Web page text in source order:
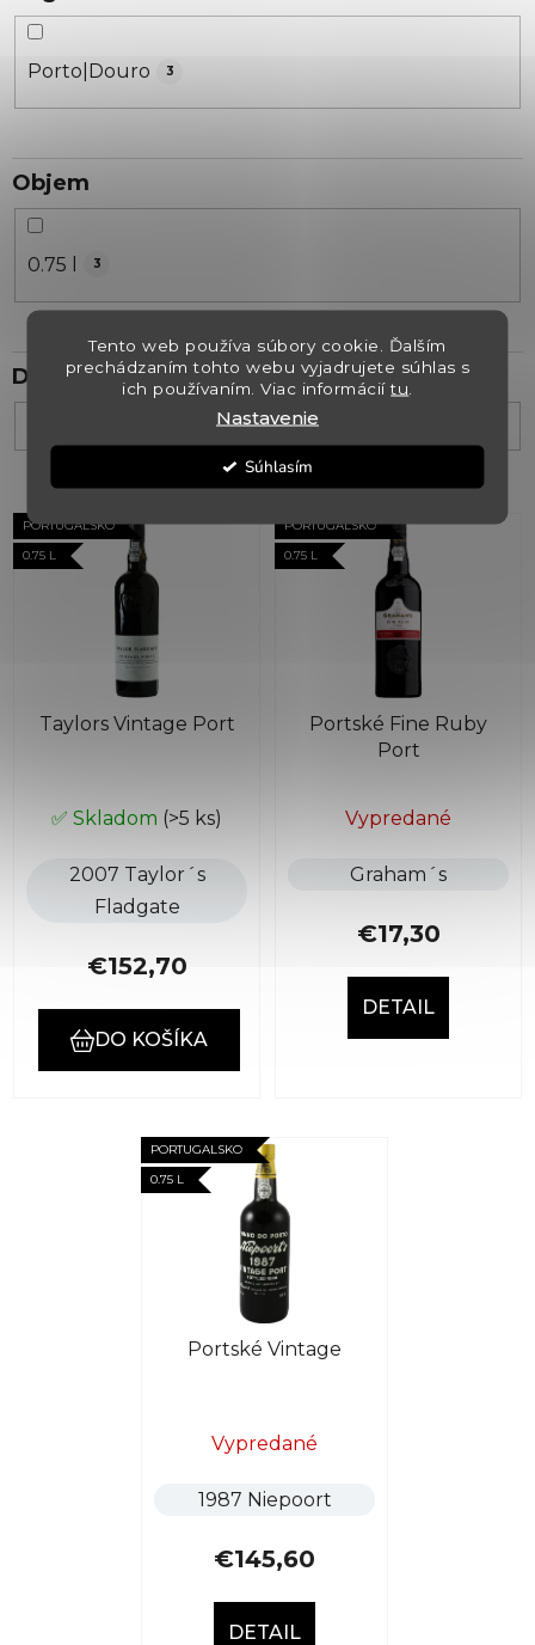
Tento web používa súbory cookie. Ďalším
prechádzaním tohto webu vyjadrujete súhlas s
ich používaním. Viac informáciítu
Nastavenie
Súhlasím
Porto|Douro 3
Objem
0.75 l 3
Darčekové balenie
V
ý
p
PORTUGALSKO
0.75 L
Taylors Vintage Port
✅ Skladom (>5 ks)
2007 Taylor´s
Fladgate
€152,70
DO KOŠÍKA
PORTUGALSKO
0.75 L
Portské Fine Ruby
Port
Vypredané
Graham´s
€17,30
DETAIL
PORTUGALSKO
0.75 L
Portské Vintage
Vypredané
1987 Niepoort
€145,60
DETAIL